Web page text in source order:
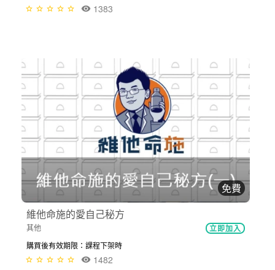
1383
免費
維他命施的愛自己秘方
其他 立即加入
購買後有效期限：課程下架時
1482